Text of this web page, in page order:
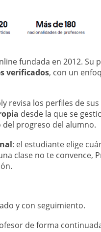
fundada en 2012. Su
verificados, con un
revisa los perfiles de
desde la que se
progreso del alumno.
: el estudiante elige
clase no te convence,
y con seguimiento.
de forma